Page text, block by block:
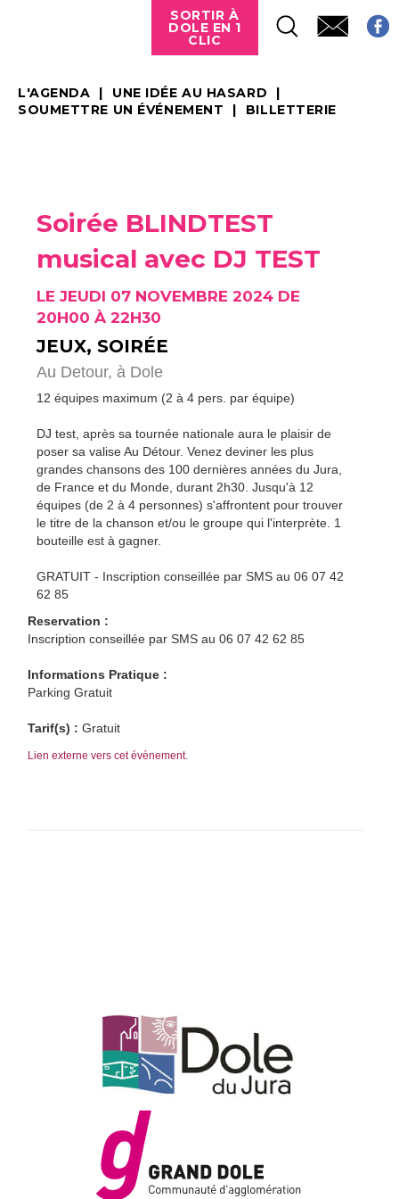
SORTIR À
DOLE EN 1
CLIC
L'AGENDA
UNE IDÉE AU HASARD
SOUMETTRE UN ÉVÉNEMENT
BILLETTERIE
Soirée BLINDTEST
musical avec DJ TEST
LE JEUDI 07 NOVEMBRE 2024 DE
20H00 À 22H30
JEUX, SOIRÉE
Au Detour, à Dole
12 équipes maximum (2 à 4 pers. par équipe)
DJ test, après sa tournée nationale aura le plaisir de
poser sa valise Au Détour. Venez deviner les plus
grandes chansons des 100 dernières années du Jura,
de France et du Monde, durant 2h30. Jusqu'à 12
équipes (de 2 à 4 personnes) s'affrontent pour trouver
le titre de la chanson et/ou le groupe qui l'interprète. 1
bouteille est à gagner.
GRATUIT - Inscription conseillée par SMS au 06 07 42
62 85
Reservation :
Inscription conseillée par SMS au 06 07 42 62 85
Informations Pratique :
Parking Gratuit
Tarif(s) : Gratuit
Lien externe vers cet évènement.